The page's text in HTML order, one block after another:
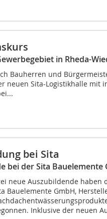
in Rheda-
Bauherren und
neuen Sita-Logistikhalle mit
bei Sita
bei der Sita Bauelemente
neue Auszubildende haben
Bauelemente GmbH,
Inklusive der neuen